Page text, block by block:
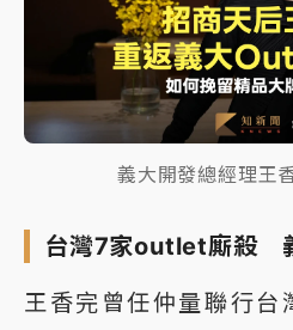
義大開發總經理王
台灣7家outlet廝殺
王香完曾任仲量聯行台